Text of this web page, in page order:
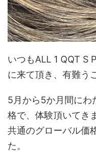
いつもALL 1 QQT S
に来て頂き、有難う
5月から5か月間にわ
格で、体験頂いてき
共通のグローバル価
た。